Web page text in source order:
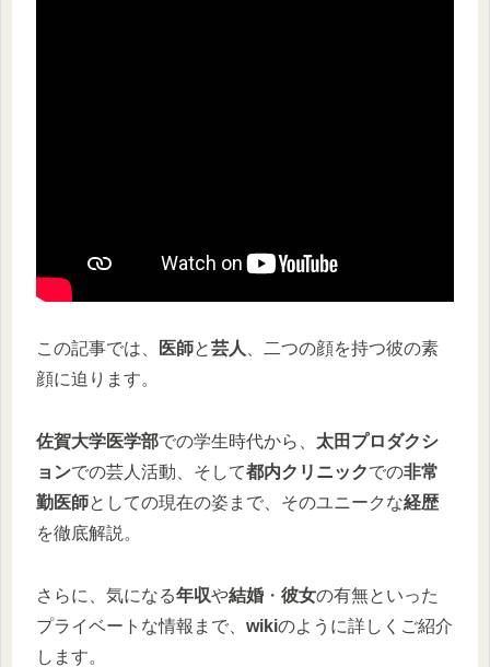
この記事では、 医師と芸人
、二つの顔を持つ彼の素
顔に迫ります。
佐賀大学医学部での学生時代から、 太田プロダクシ
ョンでの芸人活動、そして都内クリニックでの非常
勤医師としての現在の姿まで、そのユニークな経歴
を徹底解説。
さらに、気になる年収や結婚 ・ 彼女の有無といった
プライベートな情報まで、 wikiのように詳しくご紹介
します。